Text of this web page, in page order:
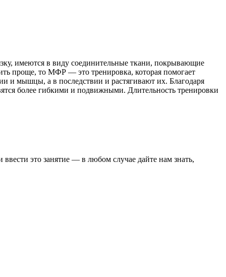
имеются в виду соединительные ткани, покрывающие
проще, то МФР — это тренировка, которая помогает
и мышцы, а в последствии и растягивают их. Благодаря
более гибкими и подвижными. Длительность тренировки
это занятие — в любом случае дайте нам знать,
позвоночника, укрепление мышц, поддерживающих
и способствует устранению болей в спине и развитию